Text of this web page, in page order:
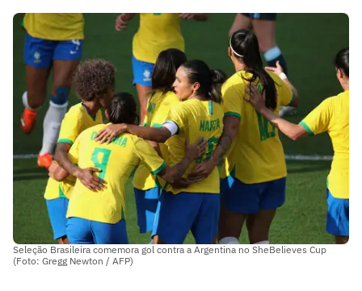
Seleção Brasileira comemora gol contra a Argentina no SheBelieves Cup
(Foto: Gregg Newton / AFP)